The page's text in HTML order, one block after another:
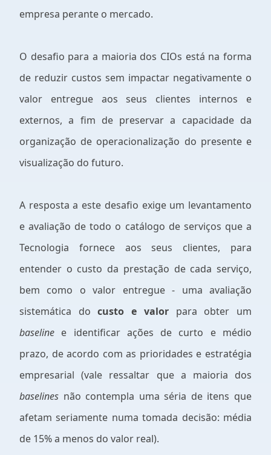
empresa perante o mercado.
O desafio para a maioria dos CIOs está na forma
de reduzir custos sem impactar negativamente o
valor entregue aos seus clientes internos e
externos, a fim de preservar a capacidade da
organização de operacionalização do presente e
visualização do futuro.
A resposta a este desafio exige um levantamento
e avaliação de todo o catálogo de serviços que a
Tecnologia fornece aos seus clientes, para
entender o custo da prestação de cada serviço,
bem como o valor entregue - uma avaliação
sistemática docusto e valorpara obter um
baseline e identificar ações de curto e médio
prazo, de acordo com as prioridades e estratégia
empresarial (vale ressaltar que a maioria dos
baselines não contempla uma séria de itens que
afetam seriamente numa tomada decisão: média
de 15% a menos do valor real).